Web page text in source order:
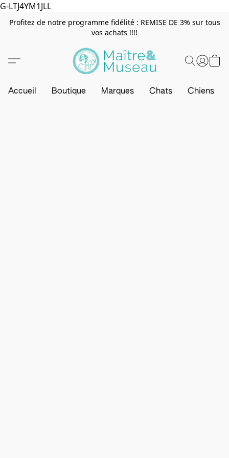
G-LTJ4YM1JLL
Profitez de notre programme fidélité : REMISE DE 3% sur tous
vos achats !!!!
Accueil Boutique Marques Chats Chiens